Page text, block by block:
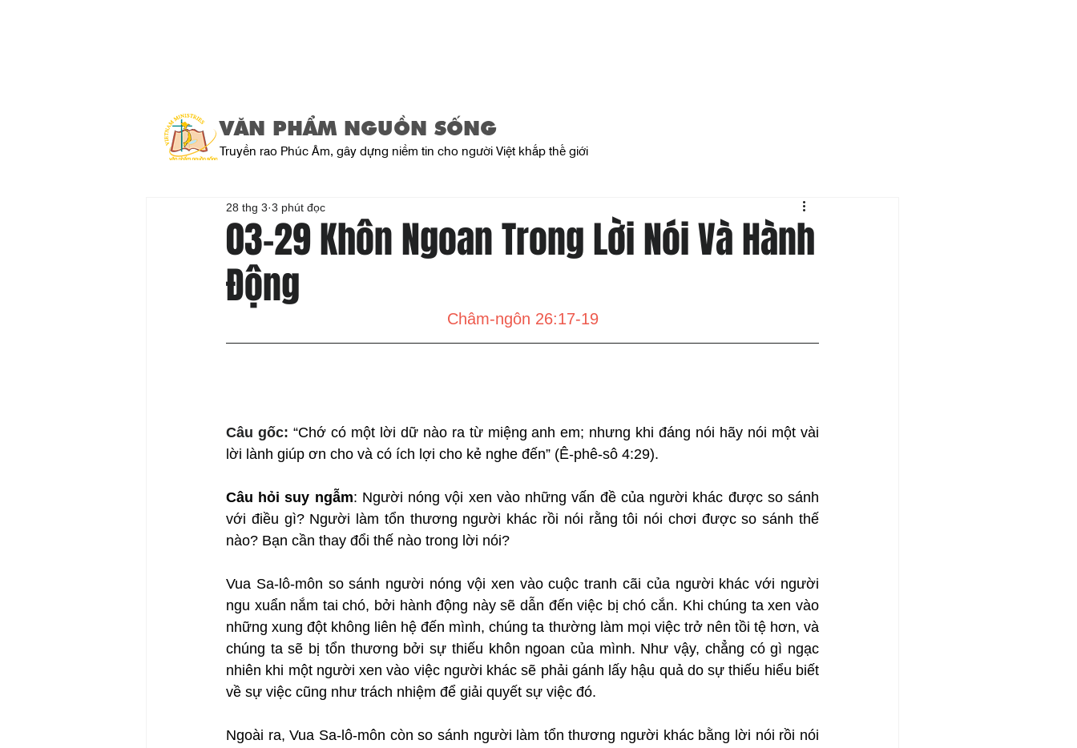
VĂN PHẨM NGUỒN SỐNG
Truyền rao Phúc Âm, gây dựng niềm tin cho người Việt khắp thế giới
03-29 Khôn Ngoan Trong Lời Nói Và Hành
Động
28 thg 3 3 phút đọc
Châm-ngôn 26:17-19
Câu gốc: “Chớ có một lời dữ nào ra từ miệng anh em; nhưng khi đáng nói hãy nói một vài
lời lành giúp ơn cho và có ích lợi cho kẻ nghe đến” (Ê-phê-sô 4:29).
Câu hỏi suy ngẫm: Người nóng vội xen vào những vấn đề của người khác được so sánh
với điều gì? Người làm tổn thương người khác rồi nói rằng tôi nói chơi được so sánh thế
nào? Bạn cần thay đổi thế nào trong lời nói?
Vua Sa-lô-môn so sánh người nóng vội xen vào cuộc tranh cãi của người khác với người
ngu xuẩn nắm tai chó, bởi hành động này sẽ dẫn đến việc bị chó cắn. Khi chúng ta xen vào
những xung đột không liên hệ đến mình, chúng ta thường làm mọi việc trở nên tồi tệ hơn, và
chúng ta sẽ bị tổn thương bởi sự thiếu khôn ngoan của mình. Như vậy, chẳng có gì ngạc
nhiên khi một người xen vào việc người khác sẽ phải gánh lấy hậu quả do sự thiếu hiểu biết
về sự việc cũng như trách nhiệm để giải quyết sự việc đó.
Ngoài ra, Vua Sa-lô-môn còn so sánh người làm tổn thương người khác bằng lời nói rồi nói